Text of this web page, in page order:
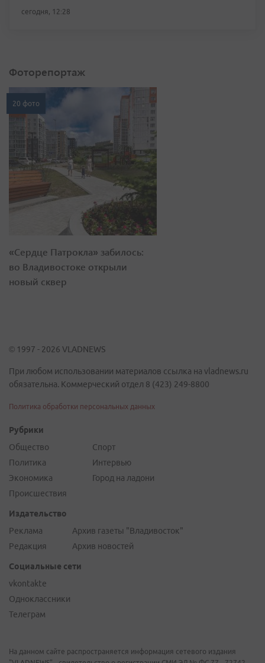
сегодня, 12:28
Фоторепортаж
20 фото
«Сердце Патрокла» забилось:
во Владивостоке открыли
новый сквер
© 1997 - 2026 VLADNEWS
При любом использовании материалов ссылка на vladnews.ru
обязательна. Коммерческий отдел 8 (423) 249-8800
Политика обработки персональных данных
Рубрики
Общество
Политика
Экономика
Происшествия
Спорт
Интервью
Город на ладони
Издательство
Реклама
Редакция
Архив газеты "Владивосток"
Архив новостей
Социальные сети
vkontakte
Одноклассники
Телеграм
На данном сайте распространяется информация сетевого издания